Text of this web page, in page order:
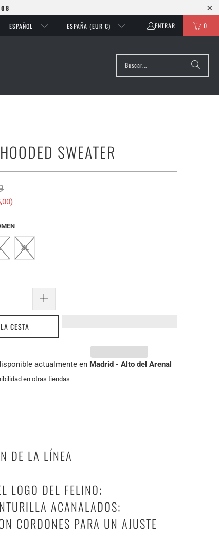
ESPAÑOL ESPAÑA (EUR €) ENTRAR 0
SWEATER
)
XL
CESTA
actualmente en Madrid - Alto del Arenal
en otras tiendas
DE LA LÍNEA
LOGO DEL FELINO;
ACANALADOS;
CORDONES PARA UN AJUSTE